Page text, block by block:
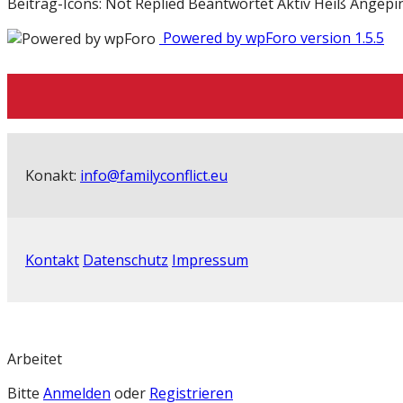
Powered by wpForo version 1.5.5
Konakt: info@familyconflict.eu
Kontakt Datenschutz Impressum
Arbeitet
Bitte Anmelden oder Registrieren